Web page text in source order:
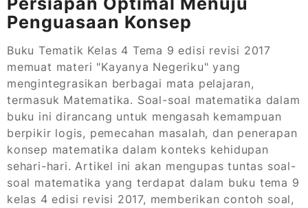
Penguasaan Konsep
Buku Tematik Kelas 4 Tema 9 edisi revisi 2017
memuat materi "Kayanya Negeriku" yang
mengintegrasikan berbagai mata pelajaran,
termasuk Matematika. Soal-soal matematika dalam
buku ini dirancang untuk mengasah kemampuan
berpikir logis, pemecahan masalah, dan penerapan
konsep matematika dalam konteks kehidupan
sehari-hari. Artikel ini akan mengupas tuntas soal-
soal matematika yang terdapat dalam buku tema 9
kelas 4 edisi revisi 2017, memberikan contoh soal,